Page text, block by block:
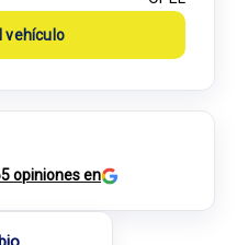
vehículo
opiniones en